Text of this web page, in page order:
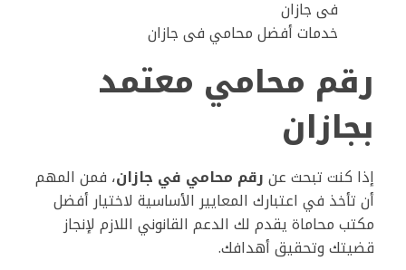
خدمات أفضل محامي فى جازان
رقم محامي معتمد
بجازان
إذا كنت تبحث عنرقم محامي في جازان، فمن المهم
أن تأخذ في اعتبارك المعايير الأساسية لاختيار أفضل
مكتب محاماة يقدم لك الدعم القانوني اللازم لإنجاز
قضيتك وتحقيق أهدافك.